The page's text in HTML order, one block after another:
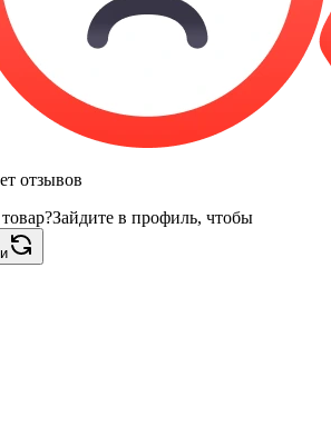
отзывов
Зайдите в профиль, чтобы